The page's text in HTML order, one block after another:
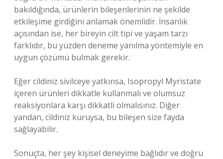
bakıldığında, ürünlerin bileşenlerinin ne şekilde
etkileşime girdiğini anlamak önemlidir. İnsanlık
açısından ise, her bireyin cilt tipi ve yaşam tarzı
farklıdır, bu yüzden deneme yanılma yöntemiyle en
uygun çözümü bulmak gerekir.
Eğer cildiniz sivilceye yatkınsa, Isopropyl Myristate
içeren ürünleri dikkatle kullanmalı ve olumsuz
reaksiyonlara karşı dikkatli olmalısınız. Diğer
yandan, cildiniz kuruysa, bu bileşen size fayda
sağlayabilir.
Sonuçta, her şey kişisel deneyime bağlıdır ve doğru